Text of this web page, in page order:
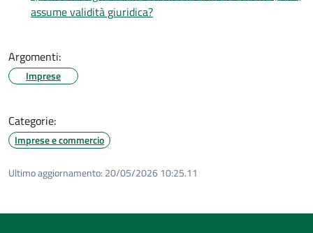
assume validità giuridica?
Argomenti:
Imprese
Categorie:
Imprese e commercio
Ultimo aggiornamento: 20/05/2026 10:25.11